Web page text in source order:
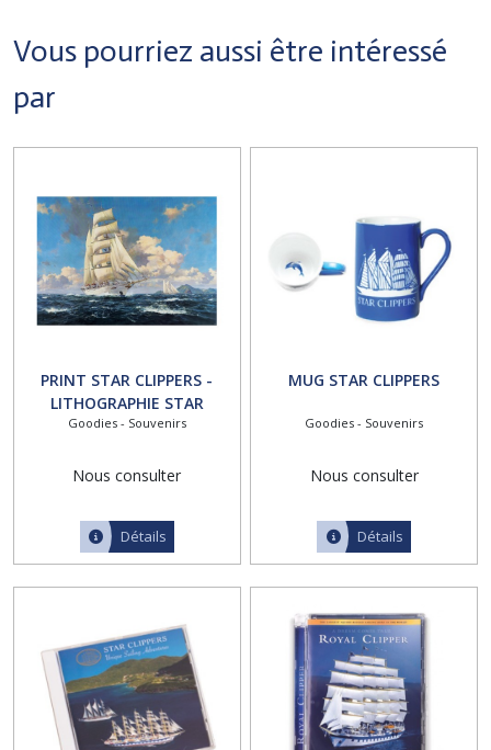
Vous pourriez aussi être intéressé
par
PRINT STAR CLIPPERS -
LITHOGRAPHIE STAR
CLIPPERS
Goodies - Souvenirs
Nous consulter
Détails
MUG STAR CLIPPERS
Goodies - Souvenirs
Nous consulter
Détails